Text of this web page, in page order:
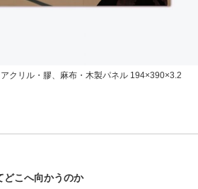
クリル・膠、麻布・木製パネル 194×390×3.2
こへ向かうのか